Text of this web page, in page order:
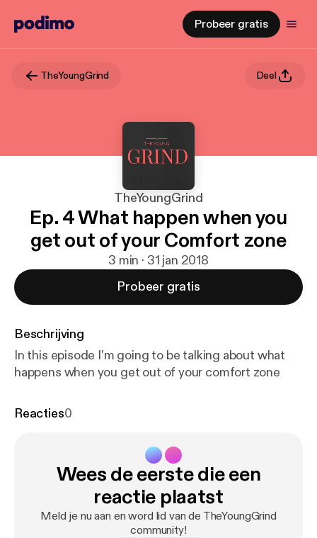
Probeer gratis
TheYoungGrind Deel
TheYoungGrind
Ep. 4 What happen when you
get out of your Comfort zone
3 min · 31 jan 2018
Probeer gratis
Beschrijving
In this episode I’m going to be talking about what
happens when you get out of your comfort zone
Reacties0
Wees de eerste die een
reactie plaatst
Meld je nu aan en word lid van de TheYoungGrind
community!